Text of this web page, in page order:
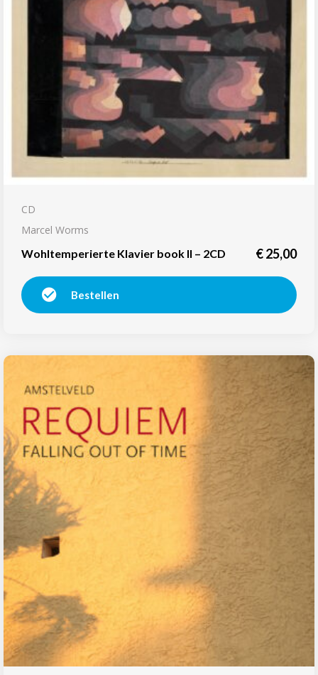
CD
Marcel Worms
Wohltemperierte Klavier book II – 2CD
€25,00
Bestellen